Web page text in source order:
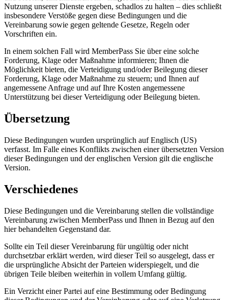
Nutzung unserer Dienste ergeben, schadlos zu halten – dies schließt
insbesondere Verstöße gegen diese Bedingungen und die
Vereinbarung sowie gegen geltende Gesetze, Regeln oder
Vorschriften ein.
In einem solchen Fall wird MemberPass Sie über eine solche
Forderung, Klage oder Maßnahme informieren; Ihnen die
Möglichkeit bieten, die Verteidigung und/oder Beilegung dieser
Forderung, Klage oder Maßnahme zu steuern; und Ihnen auf
angemessene Anfrage und auf Ihre Kosten angemessene
Unterstützung bei dieser Verteidigung oder Beilegung bieten.
Übersetzung
Diese Bedingungen wurden ursprünglich auf Englisch (US)
verfasst. Im Falle eines Konflikts zwischen einer übersetzten Version
dieser Bedingungen und der englischen Version gilt die englische
Version.
Verschiedenes
Diese Bedingungen und die Vereinbarung stellen die vollständige
Vereinbarung zwischen MemberPass und Ihnen in Bezug auf den
hier behandelten Gegenstand dar.
Sollte ein Teil dieser Vereinbarung für ungültig oder nicht
durchsetzbar erklärt werden, wird dieser Teil so ausgelegt, dass er
die ursprüngliche Absicht der Parteien widerspiegelt, und die
übrigen Teile bleiben weiterhin in vollem Umfang gültig.
Ein Verzicht einer Partei auf eine Bestimmung oder Bedingung